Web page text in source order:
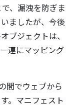
、漏洩を防ぎま
ましたが、今後
ブジェクトは、
連にマッピング
間でウェブから
。マニフェスト